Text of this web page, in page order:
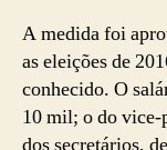
A medida foi
as eleições de
conhecido. O
10 mil; o do
dos secretários,